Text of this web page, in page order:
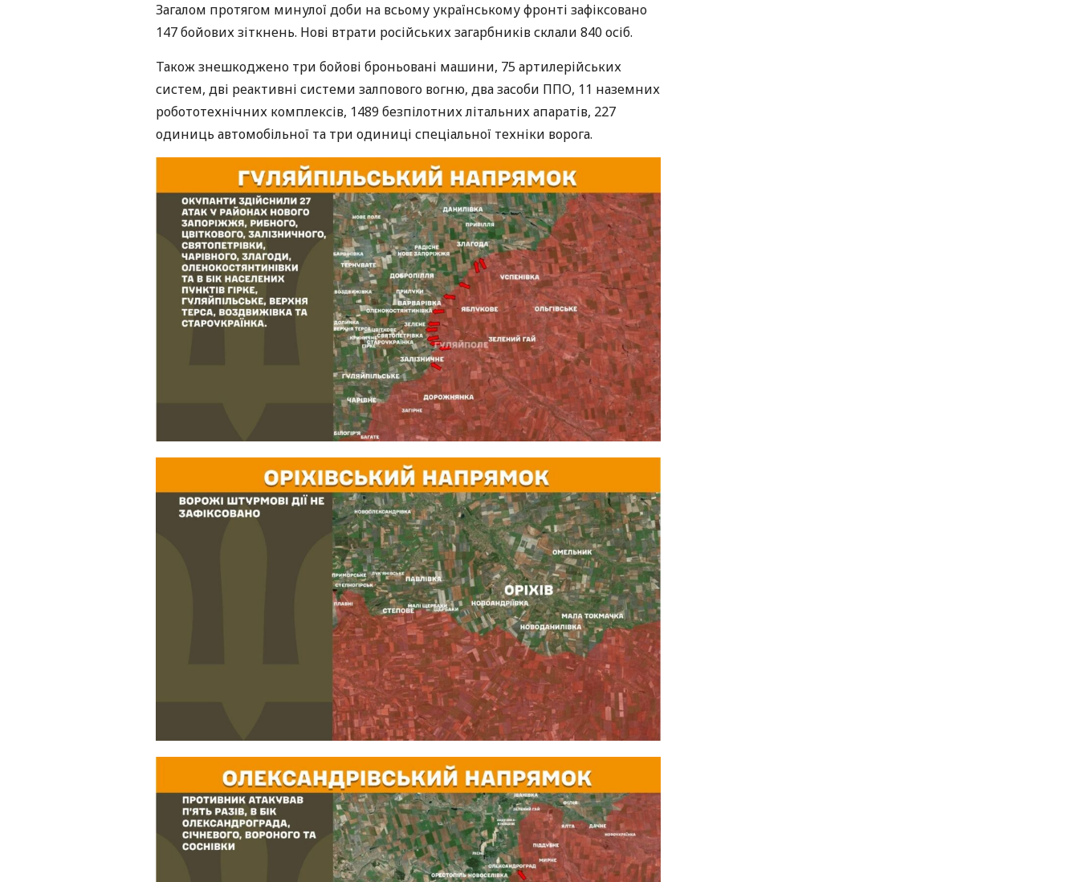
Загалом протягом минулої доби на всьому українському фронті зафіксовано
147 бойових зіткнень. Нові втрати російських загарбників склали 840 осіб.
Також знешкоджено три бойові броньовані машини, 75 артилерійських
систем, дві реактивні системи залпового вогню, два засоби ППО, 11 наземних
робототехнічних комплексів, 1489 безпілотних літальних апаратів, 227
одиниць автомобільної та три одиниці спеціальної техніки ворога.